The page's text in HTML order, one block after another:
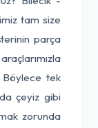
tam size
parça
Böylece tek
çeyiz gibi
zorunda